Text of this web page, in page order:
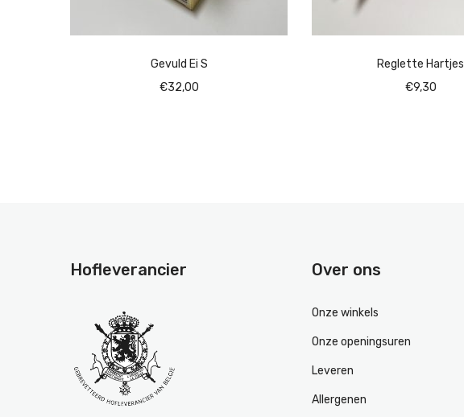
Gevuld Ei S
€32,00
Reglette Hartjes
€9,30
Hofleverancier Over ons
Onze winkels
Onze openingsuren
Leveren
Allergenen